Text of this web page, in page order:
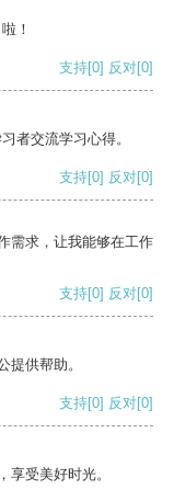
！
支持[0] 反对[0]
者交流学习心得。
支持[0] 反对[0]
需求，让我能够在工作
支持[0] 反对[0]
提供帮助。
支持[0] 反对[0]
享受美好时光。